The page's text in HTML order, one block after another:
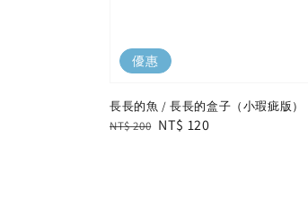
優惠
長長的魚 / 長長的盒子（小瑕疵版）
Regular
NT$ 200 Sale
NT$ 120